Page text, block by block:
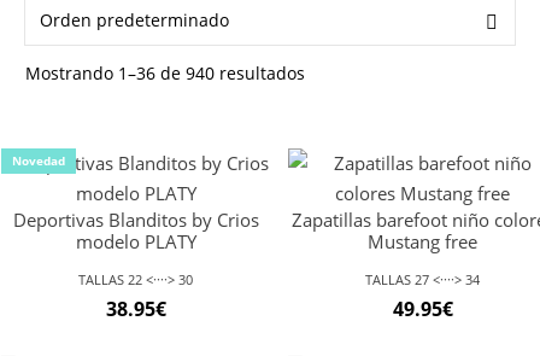
Mostrando 1–36 de 940 resultados
Novedad
Deportivas Blanditos by Crios
modelo PLATY
TALLAS 22 <····> 30
38.95€
Zapatillas barefoot niño
Mustang free
TALLAS 27 <····> 34
49.95€